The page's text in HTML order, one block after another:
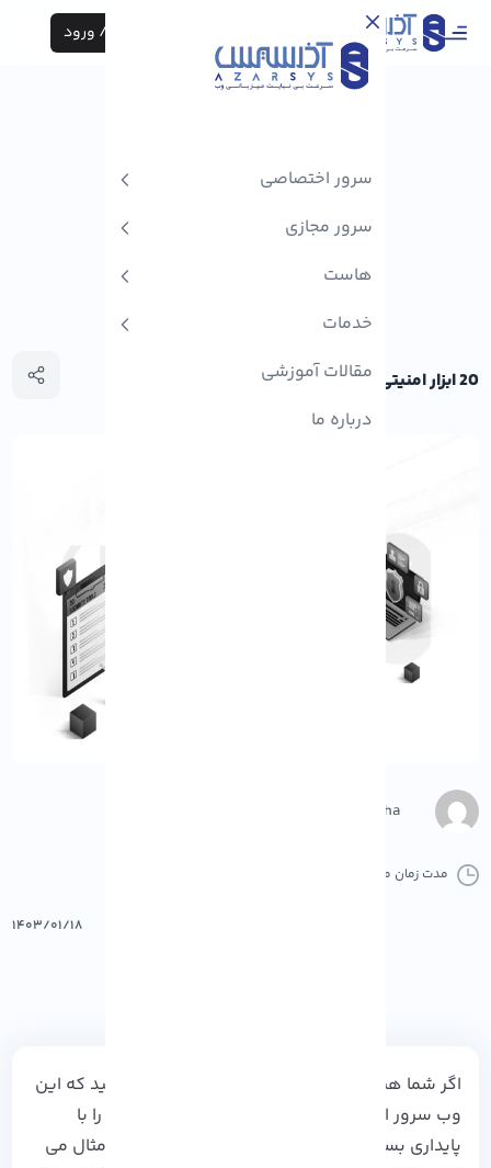
ثبت نام / ورود
سرور اختصاصی
سرور مجازی
هاست
خدمات
مقالات آموزشی
درباره ما
20 ابزار امنیتی برای مدیران سیستم لینوکس
M.Gharepasha
مدت زمان مطالعه :
۱۴۰۳/۰۱/۱۸
اگر شما هم یک وب
دارید، می‌ دانید که این
وب سرور امکان ارائه سرویس‌ های مختلف شبکه را با
پایداری بسیار بالا را برای شما فراهم می‌ کند. برای مثال می